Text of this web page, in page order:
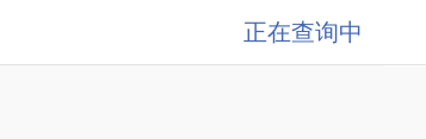
正在查询中